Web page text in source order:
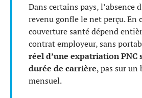
Dans certains pays, l’absence
revenu gonfle le net perçu. En
couverture santé dépend
contrat employeur, sans
réel d’une expatriation PNC
durée de carrière, pas sur
mensuel.